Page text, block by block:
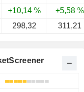
+10,14 %
+5,58 %
298,32 311,21